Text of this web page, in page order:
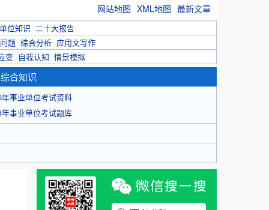
网站地图 XML地图 最新文章
位知识 二十大报告
题 综合分析 应用文写作
变 自我认知 情景模拟
合知识
年事业单位考试资料
年事业单位考试题库